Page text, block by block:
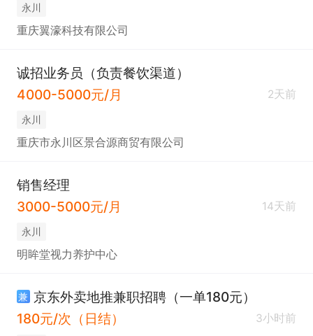
永川
重庆翼濠科技有限公司
诚招业务员（负责餐饮渠道）
4000-5000元/月
2天前
永川
重庆市永川区景合源商贸有限公司
销售经理
3000-5000元/月
14天前
永川
明眸堂视力养护中心
兼 京东外卖地推兼职招聘（一单180元）
180元/次（日结）
3小时前